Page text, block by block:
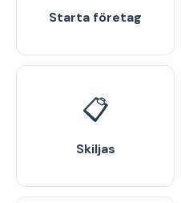
Starta företag
📋
Skiljas